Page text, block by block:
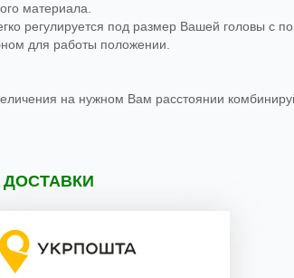
материала.
регулируется под размер Вашей головы с
для работы положении.
на нужном Вам расстоянии